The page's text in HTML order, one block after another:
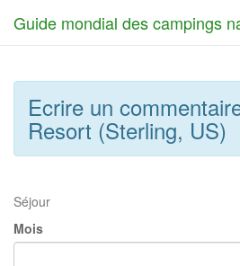
Guide mondial des campings
Ecrire un
Resort (Sterling, US)
Séjour
Mois